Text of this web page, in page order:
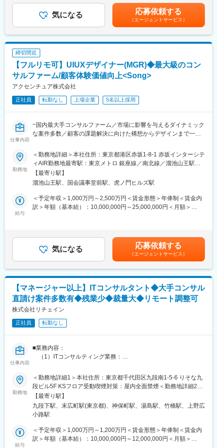
ら、Salesforce社との長く深いお付き合いが開始。Salesforceの成
長に伴って同社も大きく事業拡大してきました。最初のパートナ
ーという事もあり、Salesforceの導入事例は他の追随を許さない
圧倒的な水準です。またSalesforce社からも顧客紹介を受ける事
も多くあり、独自の顧客獲得チャネルを有しています。
変更の範囲：会社の定める業務
全体の成果最大化をミッションとしていただきます。
<具体的な業務>
●組織マネジメント領域
・メンバーの案件アサイン、業務分担・調整
・メンバー個々の目標設定および育成・評価支援
●プリセールス／技術領域
・エンタープライズ企業（売上300億円以上中心）への要件・課
題ヒアリング
・AWSを活用したシステム構成・アーキテクチャ設計
・提案書作成、商談における技術的支援
行することも可能です。
<入社後の流れ>
て既存案件へ参画。
PM／PL／プリセールスとしての実務を通じながら、徐々に課の
マネジメントをお任せしていきます。
※ご経験に応じてトレーニング免除・早期マネジメント移行の可能
性あり。
■配属組織
営業課と技術課が一体となった事業部体制で、新卒～ベテランま
で幅広い層が在籍。年次に関係なく、適性と希望に応じPM／PL
■本ポジションの魅力
・AWSトップパートナー企業で、技術水準の高いエンジニア組織
を率いる経験
・組織マネジメント × プリセールス × アーキテクトを横断的に担
える希少ポジション
・フルリモート前提／地方在住メンバーも多数活躍
・エンタープライズ案件中心で、事業インパクトの大きな仕事に
携われる
・技術研鑽・資格取得支援が充実し、マネジメントになっても技
変更の範囲：会社の定める業務
専門業務型裁量労働制のため、残業30時間相当分の裁量労働手当
を支給しております。みなし労働時間となるため、残業超過分の
割増支給はありません。■評価/賞与は年2回／行動(バリュー)評価
はグレード昇降格基準に、成果・貢献度(パフォーマンス)評価はグ
レード内の相対位置と賞与額の決定に活用。賃金はあくまでも目
安の金額であり、選考を通じて上下する可能性があります。月給
(月額)は固定手当を含めた表記です。
気になる 応募依頼する
（エージェントサービス）
締切間近
【フルリモ可】UIUXデザイナー(MGR)◆最大級のコン
サルファーム/顧客体験価値向上<Song>
アクセンチュア株式会社
正社員 転勤なし 上場企業 5名以上採用
仕事内容
~国内最大手コンサルファーム／市場に影響を与えるダイナミック
な案件多数／顧客の課題解決に向けた構想からデザインまで一貫
●資生堂、PRADA等大手toC企業へのご支援も多数
●【全国フルリモート×残業抑制施策×有給取得率は85％】と働き
方◎
■Song部門について：
顧客体験価値向上のために、“どうしたら売れるのか”だけでな
く“どうしたら新しい顧客体験を提供できるのか”という点でサービ
ス設計／企画（ブランド戦略、顧客体験設計、マーケティング戦
◆業務内容
サービスとユーザーとのあらゆるタッチポイントを捉え、構想か
験へと具現化していきます。
また、AIをはじめとする新しいテクノロジーとの関係性も視野に
入れながら、直感的で寄り添う体験を構築します。
<具体的な業務内容>
・体験コンセプト・UX方針の策定
・プロトタイピングと検証
・チームとの共創・合意形成
・継続的な改善と価値向上
■プロジェクト事例：
・化粧品メーカーにおけるマーケティング トランスフォーメーシ
ョン戦略立案及び実行支援
グロース支援
・小売業におけるデジタルマーケティング組織及びオペレーショ
勤務地
＜勤務地詳細＞本社住所：東京都港区赤坂1-8-1 赤坂インターシテ
ィAIR勤務地最寄駅：東京メトロ 銀座線／南北線／溜池山王駅受
動喫煙対策：屋内全面禁煙変更の範囲：会社の定める事業所（リ
モートワーク含む）
【最寄り駅】
溜池山王駅、国会議事堂前駅、虎ノ門ヒルズ駅
給与
＜予定年収＞1,000万円～2,500万円＜賃金形態＞年俸制＜賃金内
訳＞年額（基本給）：10,000,000円～25,000,000円＜月額＞
月給(月額)は固定手当を含めた表記です。
気になる 応募依頼する
（エージェントサービス）
【マネージャー以上】ITコンサルタント◆大手コンサル
直請け案件多数有◆残業少◆裁量大◆リモート調整可
株式会社リチェイン
正社員 転勤なし
仕事内容
■業務内容：
（1）ITコンサルティング業務：
するシステム刷新やパッケージ導入を多角的な面で支援します。
具体的には、主に横断領域(PMO、テスト推進、移行推進、共
通周り等)のプロジェクトメンバーとして参画して頂きます。
弊社のリーダーとして後輩やBPの方々のマネージメントを実
施しながら、ITコンサルタントとしての経験を深めて頂きます。
（2）社内業務：
これまでのご経験を活かして、若手の育成やフォロー、新規
顧客開拓、営業活動等を実施頂きます。
会社の経営にも関わって頂き、新たな制度の立案や検討、採
勤務地
＜勤務地詳細1＞本社住所：東京都千代田区九段南1-5-6 りそな九
段ビル5F KSフロア受動喫煙対策：屋内全面禁煙＜勤務地詳細2＞
主な勤務地２住所：東京都台東区上野3-16-2 天翔オフィス上野末
広町 901号室勤務地最寄駅：銀座線／末広町駅受動喫煙対策：
屋内全面禁煙変更の範囲：会社の定める事業所
【最寄り駅】
九段下駅、末広町駅(東京都)、神保町駅、湯島駅、竹橋駅、上野広
小路駅
給与
＜予定年収＞1,000万円～1,200万円＜賃金形態＞年俸制＜賃金内
訳＞年額（基本給）：10,000,000円～12,000,000円＜月額＞